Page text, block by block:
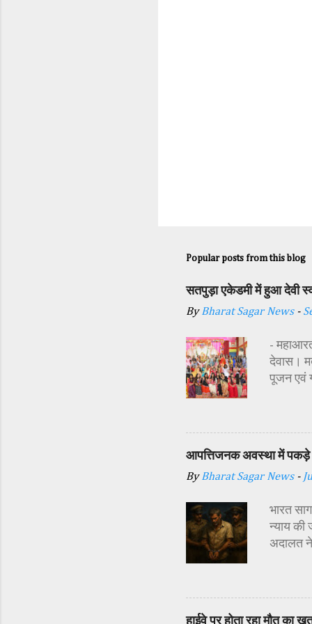
Popular posts from this blog
सतपुड़ा एकेडमी में हुआ देवी
ByBharat Sagar News -
-
देवास।
पूजन एवं
अतिथि
प्रबंधक
विधि-
कन्याओं
आपत्तिजनक अवस्था में पकड़े
ByBharat Sagar News -
भारत
न्याय की
अदालत
किया
इसी बात
हाईवे पर होता रहा मौत का